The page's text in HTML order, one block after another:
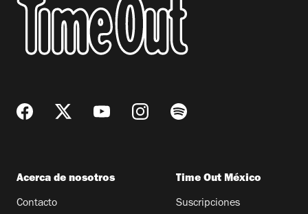
Acerca de nosotros
Contacto
Time Out México
Suscripciones